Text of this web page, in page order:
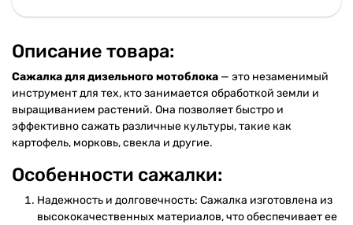
Описание товара:
Сажалка для дизельного мотоблока — это незаменимый
инструмент для тех, кто занимается обработкой земли и
выращиванием растений. Она позволяет быстро и
эффективно сажать различные культуры, такие как
картофель, морковь, свекла и другие.
Особенности сажалки:
Надежность и долговечность: Сажалка изготовлена из
высококачественных материалов, что обеспечивает ее